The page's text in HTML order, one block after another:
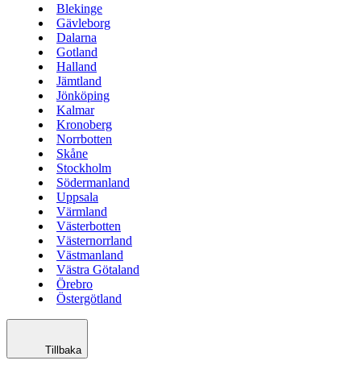
Blekinge
Gävleborg
Dalarna
Gotland
Halland
Jämtland
Jönköping
Kalmar
Kronoberg
Norrbotten
Skåne
Stockholm
Södermanland
Uppsala
Värmland
Västerbotten
Västernorrland
Västmanland
Västra Götaland
Örebro
Östergötland
Tillbaka